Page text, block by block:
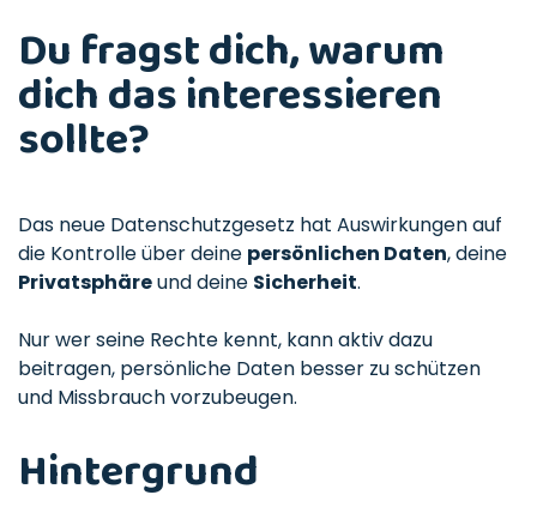
Du fragst dich, warum
dich das interessieren
sollte?
Das neue Datenschutzgesetz hat Auswirkungen auf
die Kontrolle über deine persönlichen Daten, deine
Privatsphäreund deine Sicherheit.
Nur wer seine Rechte kennt, kann aktiv dazu
beitragen, persönliche Daten besser zu schützen
und Missbrauch vorzubeugen.
Hintergrund